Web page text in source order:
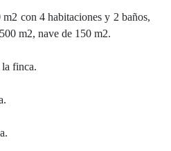
con 4 habitaciones y 2 baños,
m2, nave de 150 m2.
finca.